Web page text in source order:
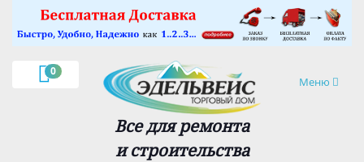
0
Навигация
Меню
Все для ремонта
и строительства
×